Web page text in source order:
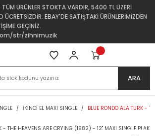
ÜRÜNLER STOKTA VARDIR, 5400 TL ÜZERİ
ÜCRETSİZDİR. EBAY'DE SATIŞTAKİ ÜRÜNLERİMİZDEN
GEÇİNİZ.
str/zihnimuzik
ARA
İKİNCİ EL MAXI SINGLE BLUE RONDO ALA TURK -